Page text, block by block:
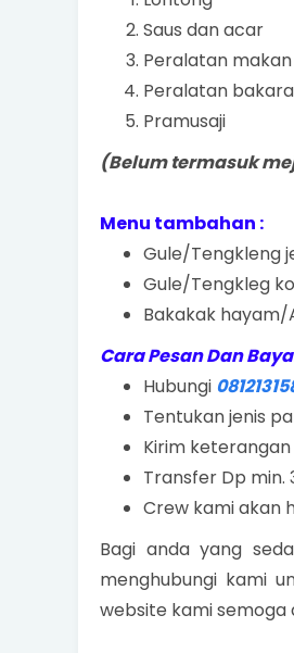
Saus dan acar
Peralatan makan
Peralatan
Pramusaji
(Belum termasuk
Menu tambahan :
Gule/Tengkleng
Gule/Tengkleg
Bakakak
Cara Pesan Dan
Hubungi
Tentukan jenis
Kirim
Transfer Dp min.
Crew kami akan
Bagi anda yang
menghubungi kami
website kami